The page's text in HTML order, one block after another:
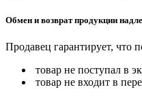
Обмен и возврат продукции
Продавец гарантирует, что
товар не поступал в
товар не входит в